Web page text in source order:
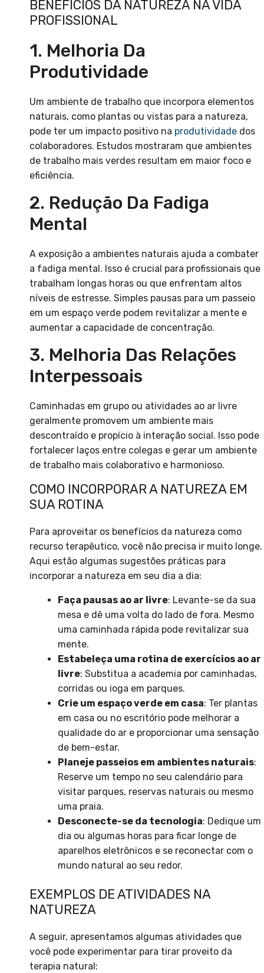
BENEFÍCIOS DA NATUREZA NA VIDA
PROFISSIONAL
1. Melhoria Da
Produtividade
Um ambiente de trabalho que incorpora elementos
naturais, como plantas ou vistas para a natureza,
pode ter um impacto positivo na produtividade dos
colaboradores. Estudos mostraram que ambientes
de trabalho mais verdes resultam em maior foco e
eficiência.
2. Redução Da Fadiga
Mental
A exposição a ambientes naturais ajuda a combater
a fadiga mental. Isso é crucial para profissionais que
trabalham longas horas ou que enfrentam altos
níveis de estresse. Simples pausas para um passeio
em um espaço verde podem revitalizar a mente e
aumentar a capacidade de concentração.
3. Melhoria Das Relações
Interpessoais
Caminhadas em grupo ou atividades ao ar livre
geralmente promovem um ambiente mais
descontraído e propício à interação social. Isso pode
fortalecer laços entre colegas e gerar um ambiente
de trabalho mais colaborativo e harmonioso.
COMO INCORPORAR A NATUREZA EM
SUA ROTINA
Para aproveitar os benefícios da natureza como
recurso terapêutico, você não precisa ir muito longe.
Aqui estão algumas sugestões práticas para
incorporar a natureza em seu dia a dia:
Faça pausas ao ar livre: Levante-se da sua
mesa e dê uma volta do lado de fora. Mesmo
uma caminhada rápida pode revitalizar sua
mente.
Estabeleça uma rotina de exercícios ao ar
livre: Substitua a academia por caminhadas,
corridas ou ioga em parques.
Crie um espaço verde em casa: Ter plantas
em casa ou no escritório pode melhorar a
qualidade do ar e proporcionar uma sensação
de bem-estar.
Planeje passeios em ambientes naturais:
Reserve um tempo no seu calendário para
visitar parques, reservas naturais ou mesmo
uma praia.
Desconecte-se da tecnologia: Dedique um
dia ou algumas horas para ficar longe de
aparelhos eletrônicos e se reconectar com o
mundo natural ao seu redor.
EXEMPLOS DE ATIVIDADES NA
NATUREZA
A seguir, apresentamos algumas atividades que
você pode experimentar para tirar proveito da
terapia natural: